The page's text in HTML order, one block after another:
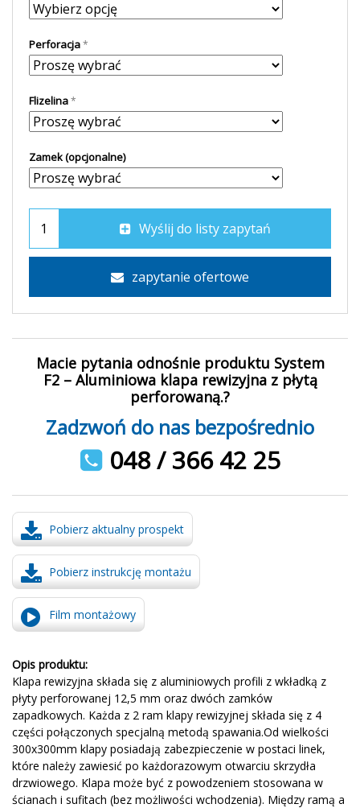
Perforacja
Flizelina
Zamek (opcjonalne)
Wyślij do listy zapytań
zapytanie ofertowe
Macie pytania odnośnie produktu System
F2 – Aluminiowa klapa rewizyjna z płytą
perforowaną.?
Zadzwoń do nas bezpośrednio
048 / 366 42 25
Pobierz aktualny prospekt
Pobierz instrukcję montażu
Film montażowy
Opis produktu:
Klapa rewizyjna składa się z aluminiowych profili z wkładką z
płyty perforowanej 12,5 mm oraz dwóch zamków
zapadkowych. Każda z 2 ram klapy rewizyjnej składa się z 4
części połączonych specjalną metodą spawania.Od wielkości
300x300mm klapy posiadają zabezpieczenie w postaci linek,
które należy zawiesić po każdorazowym otwarciu skrzydła
drzwiowego. Klapa może być z powodzeniem stosowana w
ścianach i sufitach (bez możliwości wchodzenia). Między ramą a